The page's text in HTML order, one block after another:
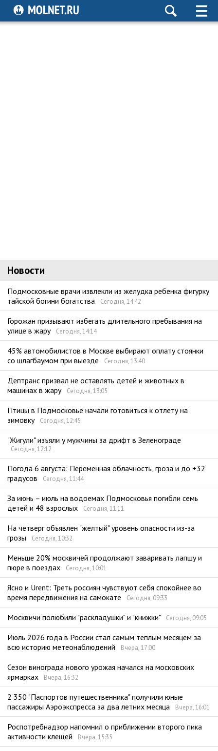
Новости
Подмосковные врачи извлекли из желудка ребенка фигурку
тайской богини богатства
Сегодня, 14:42
Горожан призывают избегать длительного пребывания на
улице в жару
Сегодня, 14:14
45% автомобилистов в Москве выбирают оплату стоянки
со шлагбаумом при выезде
Сегодня, 13:40
Дептранс призвал не оставлять детей и животных в
машинах в жару
Сегодня, 13:05
Птицы в Подмосковье начали готовиться к отлету на
зимовку
Сегодня, 12:45
"Жигули" изъяли у мужчины за дрифт в Зеленограде
Сегодня, 12:12
Погода 6 августа: Переменная облачность, гроза и до +32
градусов
Сегодня, 11:44
За июнь – июль на водоемах Подмосковья погибли семь
детей и 48 взрослых
Сегодня, 11:11
На четверг объявлен "желтый" уровень опасности из-за
грозы
Сегодня, 10:32
Меньше 20% москвичей продолжают заваривать лапшу и
пюре в поездах
Сегодня, 10:01
Ясно и Urent: Треть россиян чувствуют себя спокойнее во
время передвижения на самокате
Сегодня, 09:33
Москвичи полюбили "раскладушки" и "книжки" Сегодня, 09:05
Июль 2026 года в России стал самым теплым месяцем за
всю историю метеонаблюдений
Вчера, 17:00
Сезон винограда нового урожая начался на московских
ярмарках
Вчера, 16:32
2 350 "Паспортов путешественника" получили юные
пассажиры Аэроэкспресса за два летних месяца
Вчера, 16:01
Роспотребнадзор напомнил о приближении второго пика
активности клещей
Вчера, 15:35